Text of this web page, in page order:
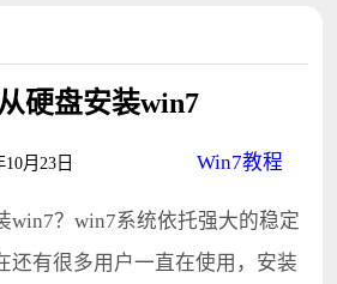
硬盘安装win7
10月23日 Win7教程
？win7系统依托强大的稳定
还有很多用户一直在使用，安装